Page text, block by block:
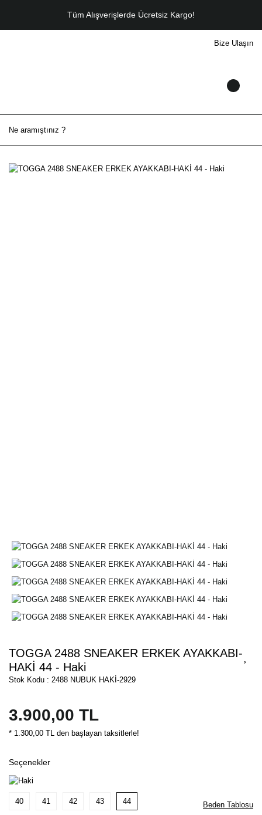
Tüm Alışverişlerde Ücretsiz Kargo!
Bize Ulaşın
TOGGA 2488 SNEAKER ERKEK AYAKKABI-
HAKİ 44 - Haki
Stok Kodu : 2488 NUBUK HAKİ-2929
3.900,00 TL
* 1.300,00 TL den başlayan taksitlerle!
Seçenekler
40 41 42 43 44 Beden Tablosu